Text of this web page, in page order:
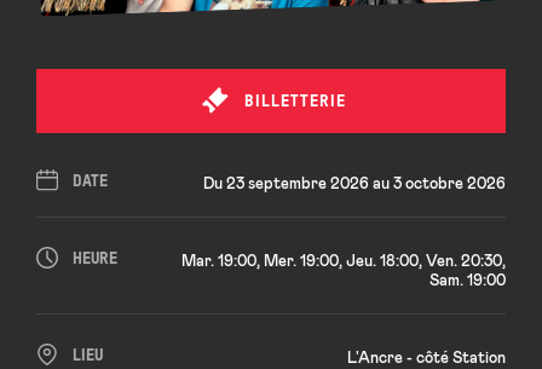
DATE Du 23 septembre 2026 au 3 octobre 2026
HEURE
Mar. 19:00, Mer. 19:00, Jeu. 18:00, Ven. 20:30,
Sam. 19:00
LIEU L'Ancre - côté Station
BILLETTERIE